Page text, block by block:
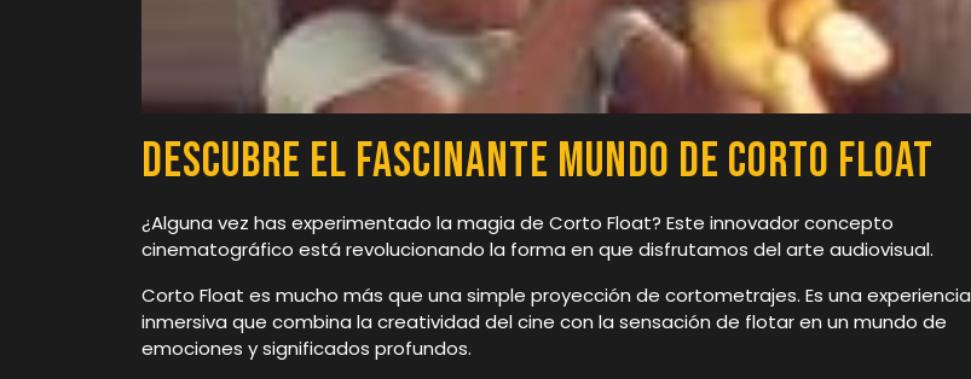
Descubre el Fascinante Mundo de Corto Float
¿Alguna vez has experimentado la magia de Corto Float? Este innovador concepto
cinematográfico está revolucionando la forma en que disfrutamos del arte audiovisual.
Corto Float es mucho más que una simple proyección de cortometrajes. Es una experiencia
inmersiva que combina la creatividad del cine con la sensación de flotar en un mundo de
emociones y significados profundos.